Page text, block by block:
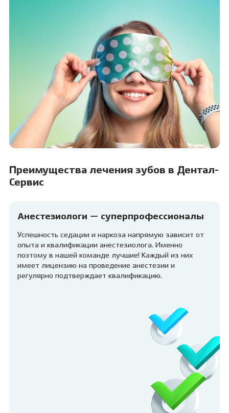
Преимущества лечения зубов в Дентал-
Сервис
Анестезиологи — суперпрофессионалы
Успешность седации и наркоза напрямую зависит от
опыта и квалификации анестезиолога. Именно
поэтому в нашей команде лучшие! Каждый из них
имеет лицензию на проведение анестезии и
регулярно подтверждает квалификацию.